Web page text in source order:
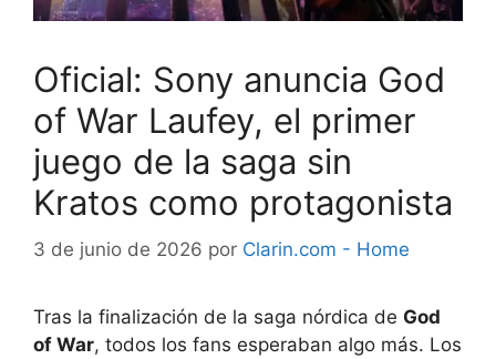
Oficial: Sony anuncia God
of War Laufey, el primer
juego de la saga sin
Kratos como protagonista
3 de junio de 2026 por Clarin.com - Home
Tras la finalización de la saga nórdica de God
of War, todos los fans esperaban algo más. Los